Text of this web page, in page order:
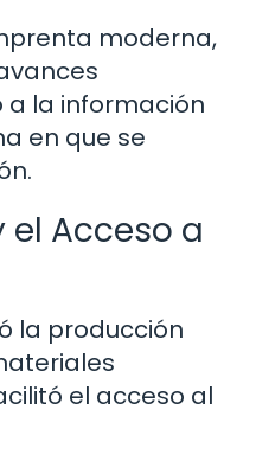
moderna,
la información
en que se
el Acceso a
la producción
el acceso al